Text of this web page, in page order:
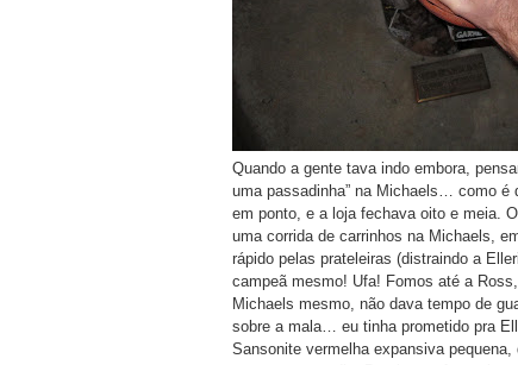
Quando a gente tava indo embora,
uma passadinha” na Michaels… como é
em ponto, e a loja fechava oito e meia.
uma corrida de carrinhos na Michaels,
rápido pelas prateleiras (distraindo a
campeã mesmo! Ufa! Fomos até a
Michaels mesmo, não dava tempo de
sobre a mala… eu tinha prometido pra
Sansonite vermelha expansiva